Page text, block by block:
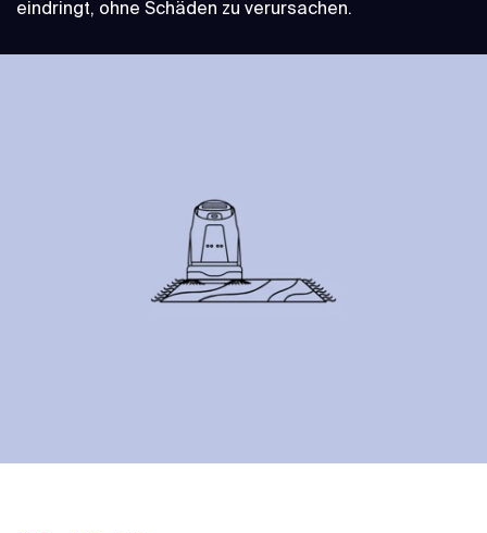
eindringt, ohne Schäden zu verursachen.